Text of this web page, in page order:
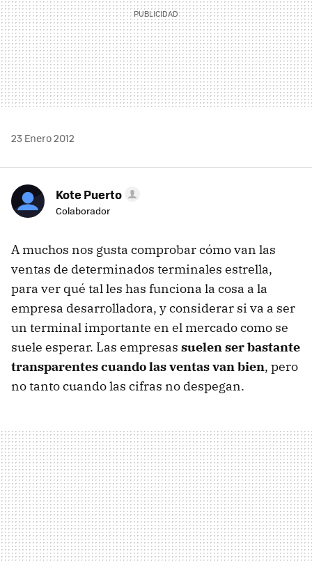
23 Enero 2012
Kote Puerto
Colaborador
A muchos nos gusta comprobar cómo van las
ventas de determinados terminales estrella,
para ver qué tal les has funciona la cosa a la
empresa desarrolladora, y considerar si va a ser
un terminal importante en el mercado como se
suele esperar. Las empresas suelen ser bastante
transparentes cuando las ventas van bien, pero
no tanto cuando las cifras no despegan.